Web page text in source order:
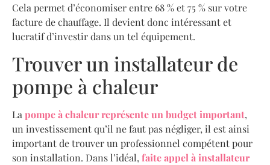
Cela permet d’économiser entre 68 % et 75 % sur votre
facture de chauffage. Il devient donc intéressant et
lucratif d’investir dans un tel équipement.
Trouver un installateur de
pompe à chaleur
Lapompe à chaleur représente un budget important,
un investissement qu’il ne faut pas négliger, il est ainsi
important de trouver un professionnel compétent pour
son installation. Dans l’idéal,faite appel à installateur